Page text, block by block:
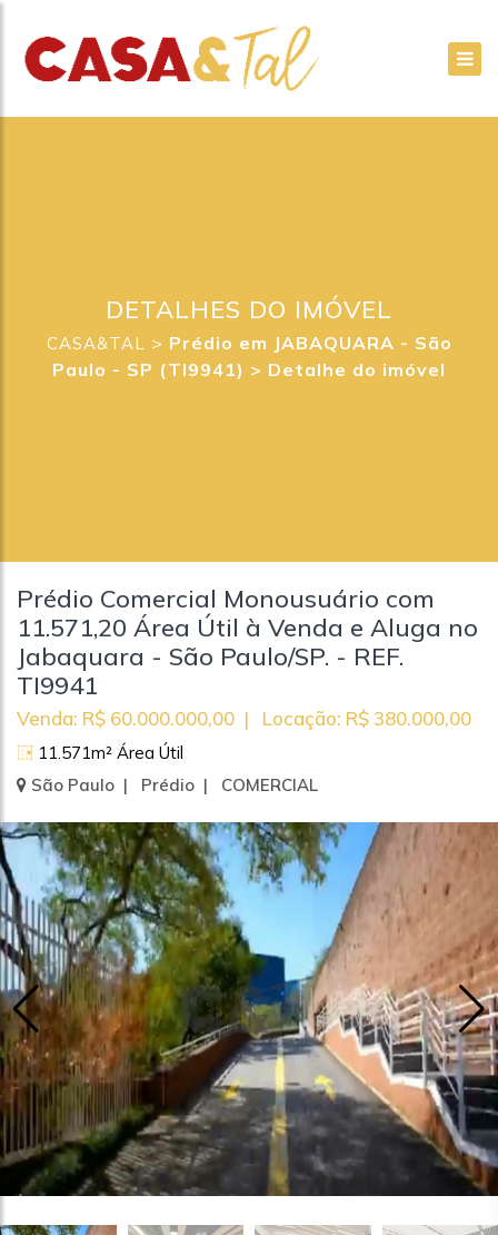
DETALHES DO IMÓVEL
CASA&TAL > Prédio em JABAQUARA - São
Paulo - SP (TI9941) > Detalhe do imóvel
Prédio Comercial Monousuário com
11.571,20 Área Útil à Venda e Aluga no
Jabaquara - São Paulo/SP. - REF.
TI9941
Venda: R$ 60.000.000,00 | Locação: R$ 380.000,00
11.571m² Área Útil
São Paulo | Prédio | COMERCIAL